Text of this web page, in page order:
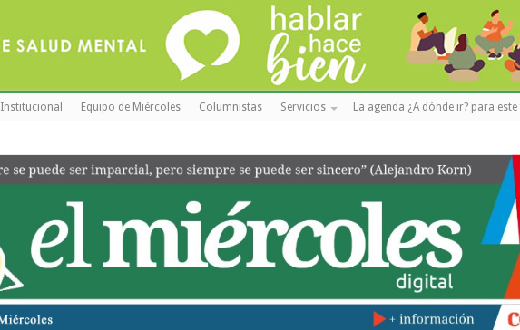
Institucional Equipo de Miércoles Columnistas Servicios La agenda ¿A dónde ir? para este